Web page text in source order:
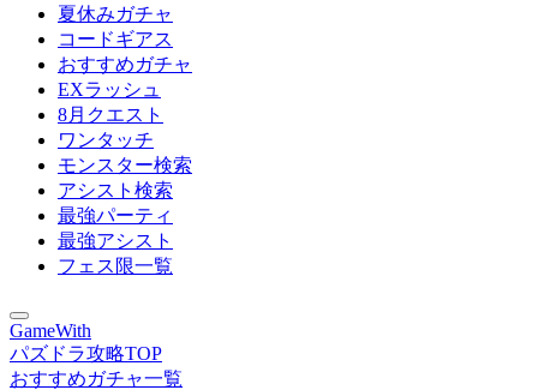
夏休みガチャ
コードギアス
おすすめガチャ
EXラッシュ
8月クエスト
ワンタッチ
モンスター検索
アシスト検索
最強パーティ
最強アシスト
フェス限一覧
GameWith
パズドラ攻略TOP
おすすめガチャ一覧